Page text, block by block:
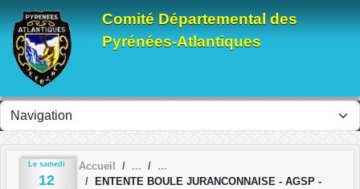
Comité Départemental des
Pyrénées-Atlantiques
Le samedi
12
Accueil
ENTENTE BOULE JURANCONNAISE - AGSP -
Panneau de gestion des cookies